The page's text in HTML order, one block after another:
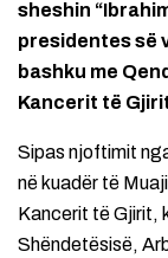
sheshin
presidentes së
bashku me
Kancerit të
Sipas njoftimit
në kuadër të
Kancerit të Gjirit,
Shëndetësisë,